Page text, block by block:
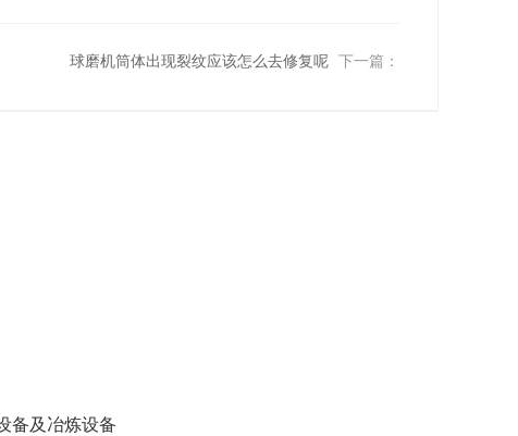
球磨机筒体出现裂纹应该怎么去修复呢 下一篇：
备及冶炼设备